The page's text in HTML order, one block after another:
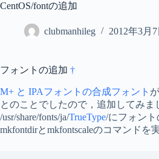
ス
CentOS/fontの追加
clubmanhileg 2012年3月7
フォントの追加 †
M+ と IPAフォントの合成フォント
とのことでしたので，追加してみま
/usr/share/fonts/ja/TrueType/にフォント
mkfontdirとmkfontscaleのコマンドを